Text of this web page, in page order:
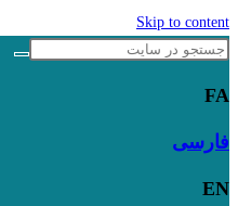
Skip to content
FA
فارسی
EN